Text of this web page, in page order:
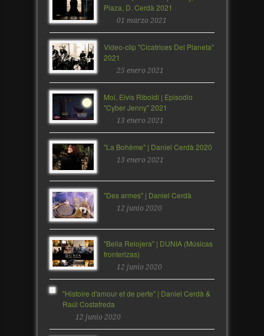
Plaza, D. Cerdà 2021
01 marzo 2021
Video-clip "Cicatrices Del Planeta"
2021
25 enero 2021
Moi, Elvis Riboldi | Episodio
"Cyber Jenny" 2021
13 enero 2021
"La Bohème" | Daniel Cerdà 2020
13 enero 2021
"Des armes" | Daniel Cerdà
12 junio 2020
"Bella Relojera" | DUNIA (Músicas
fronterizas)
12 junio 2020
"Histoire d'amour et de perte" | Daniel Cerdà &
Raúl Costafreda
12 junio 2020